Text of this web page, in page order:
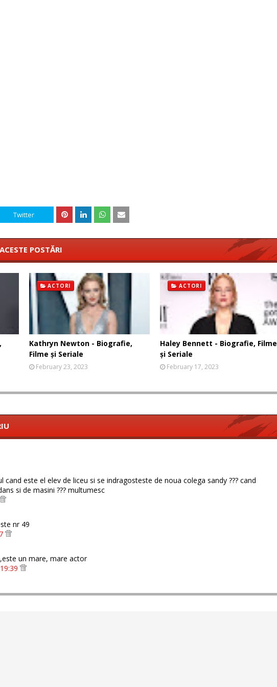
Twitter
POSTĂRI
ACTORI
Kathryn Newton - Biografie,
Filme și Seriale
February 23, 2023
ACTORI
Haley Bennett - Biografie, Filme
și Seriale
February 17, 2023
cand este el elev de liceu si se indragosteste de noua colega sandy ??? cand
si de masini ??? multumesc
nr 49
un mare, mare actor